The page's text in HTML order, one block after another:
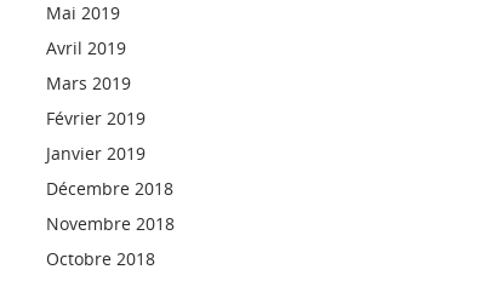
Mai 2019
Avril 2019
Mars 2019
Février 2019
Janvier 2019
Décembre 2018
Novembre 2018
Octobre 2018